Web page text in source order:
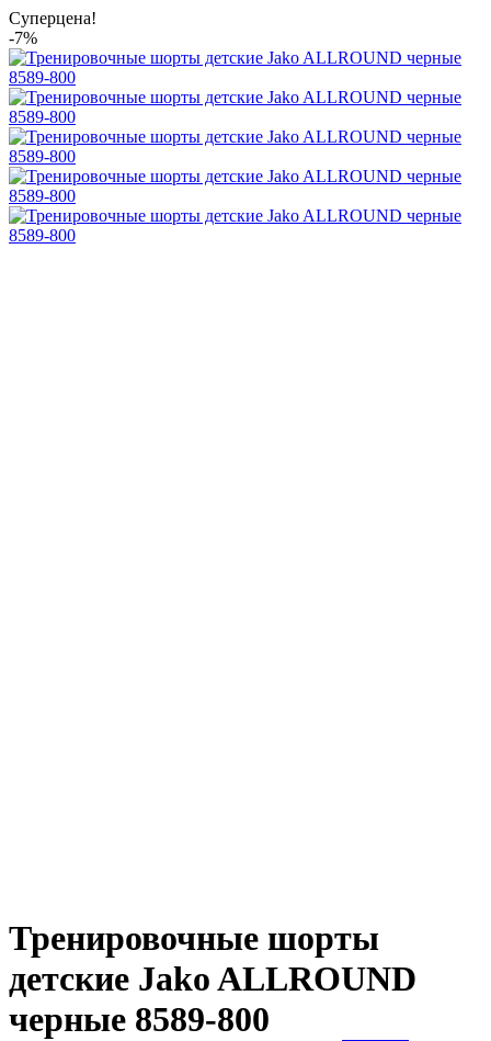
Суперцена!
-7%
Тренировочные шорты
детские Jako ALLROUND
черные 8589-800